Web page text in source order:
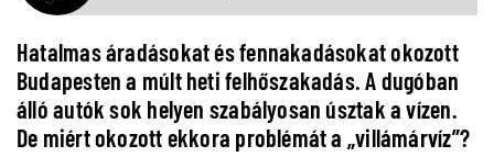
Hatalmas áradásokat és fennakadásokat okozott
Budapesten a múlt heti felhőszakadás. A dugóban
álló autók sok helyen szabályosan úsztak a vízen.
De miért okozott ekkora problémát a „villámárvíz”?